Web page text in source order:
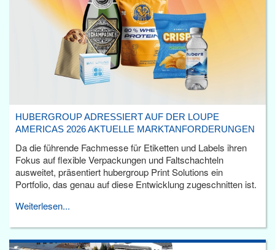
HUBERGROUP ADRESSIERT AUF DER LOUPE
AMERICAS 2026 AKTUELLE MARKTANFORDERUNGEN
Da die führende Fachmesse für Etiketten und Labels ihren
Fokus auf flexible Verpackungen und Faltschachteln
ausweitet, präsentiert hubergroup Print Solutions ein
Portfolio, das genau auf diese Entwicklung zugeschnitten ist.
Weiterlesen...